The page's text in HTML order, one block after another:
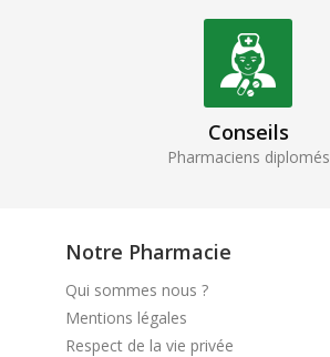
Conseils
Pharmaciens diplomés
Notre Pharmacie
Qui sommes nous ?
Mentions légales
Respect de la vie privée